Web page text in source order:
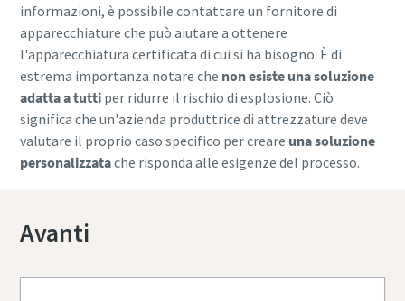
informazioni, è possibile contattare un fornitore di
apparecchiature che può aiutare a ottenere
l'apparecchiatura certificata di cui si ha bisogno. È di
estrema importanza notare che non esiste una soluzione
adatta a tuttiper ridurre il rischio di esplosione. Ciò
significa che un'azienda produttrice di attrezzature deve
valutare il proprio caso specifico per creare una soluzione
personalizzatache risponda alle esigenze del processo.
Avanti